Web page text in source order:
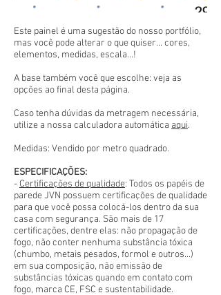
Este painel é uma sugestão do nosso portfólio,
mas você pode alterar o que quiser... cores,
elementos, medidas, escala...!
A base também você que escolhe: veja as
opções ao final desta página.
Caso tenha dúvidas da metragem necessária,
utilize a nossa calculadora automática aqui.
Medidas: Vendido por metro quadrado.
ESPECIFICAÇÕES:
- Certificações de qualidade: Todos os papéis de
parede JVN possuem certificações de qualidade
para que você possa colocá-los dentro da sua
casa com segurança. São mais de 17
certificações, dentre elas: não propagação de
fogo, não conter nenhuma substância tóxica
(chumbo, metais pesados, formol e outros...)
em sua composição, não emissão de
substâncias tóxicas quando em contato com
fogo, marca CE, FSC e sustentabilidade.